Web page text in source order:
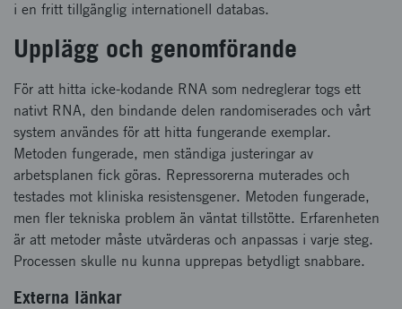
i en fritt tillgänglig internationell databas.
Upplägg och genomförande
För att hitta icke-kodande RNA som nedreglerar togs ett
nativt RNA, den bindande delen randomiserades och vårt
system användes för att hitta fungerande exemplar.
Metoden fungerade, men ständiga justeringar av
arbetsplanen fick göras. Repressorerna muterades och
testades mot kliniska resistensgener. Metoden fungerade,
men fler tekniska problem än väntat tillstötte. Erfarenheten
är att metoder måste utvärderas och anpassas i varje steg.
Processen skulle nu kunna upprepas betydligt snabbare.
Externa länkar